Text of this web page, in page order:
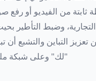
ثابتة من الفيديو أو
وضبط التأطير
التباين والتشبع
"لك" وعلى شبكة